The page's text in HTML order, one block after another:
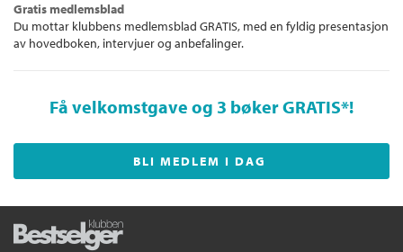
Gratis medlemsblad
Du mottar klubbens medlemsblad GRATIS, med en fyldig presentasjon
av hovedboken, intervjuer og anbefalinger.
Få velkomstgave og 3 bøker GRATIS*!
BLI MEDLEM I DAG